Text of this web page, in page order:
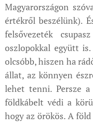
Magyarországon
értékről beszélünk).
felsővezeték
oszlopokkal együtt
olcsóbb, hiszen ha
állat, az könnyen
lehet tenni. Persze
földkábelt védi a
hogy az örökös. A